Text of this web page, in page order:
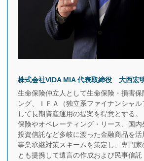
株式会社VIDA MIA 代表取締役 大西宏
生命保険仲立人として生命保険・損害保
ング、ＩＦＡ（独立系ファイナンシャル
して長期資産運用の提案を得意とする。
保険やオペレーティング・リース、国内
投資信託など多岐に渡った金融商品を活
事業承継対策スキームを策定し、専門
とも提携して遺言の作成および民事信託